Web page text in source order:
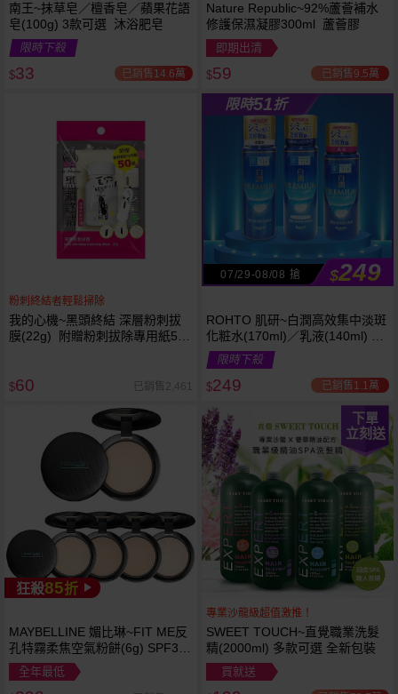
立刻送
限時53折
南王~抹草皂／檀香皂／蘋果花語
皂(100g) 3款可選 沐浴肥皂
限時下殺
$33 已銷售14.6萬
Nature Republic~92%蘆薈補水
修護保濕凝膠300ml 蘆薈膠
即期出清
$59 已銷售9.5萬
粉刺終結者輕鬆掃除
我的心機~黑頭終結 深層粉刺拔
膜(22g) 附贈粉刺拔除專用紙50
$60 已銷售2,461
限時51折
07/29-08/08 搶 $249
ROHTO 肌研~白潤高效集中淡斑
化粧水(170ml)／乳液(140ml) 款
式可選
限時下殺
$249 已銷售1.1萬
狂殺85折
MAYBELLINE 媚比琳~FIT ME反
孔特霧柔焦空氣粉餅(6g) SPF32
PA+++ 款式可選 空氣小圓餅
全年最低
下單
立刻送
專業沙龍級超值激推！
SWEET TOUCH~直覺職業洗髮
精(2000ml) 多款可選 全新包裝
買就送